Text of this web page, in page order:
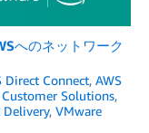
へのネットワーク
Direct Connect, AWS
Customer Solutions,
, VMware